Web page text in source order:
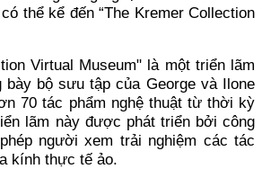
thể kể đến “The Kremer Collection
Virtual Museum" là một triển lãm
bày bộ sưu tập của George và Ilone
70 tác phẩm nghệ thuật từ thời kỳ
lãm này được phát triển bởi công
người xem trải nghiệm các tác
kính thực tế ảo.